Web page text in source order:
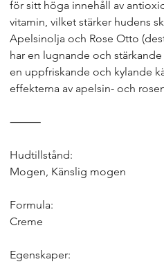
för sitt höga innehåll av
vitamin, vilket stärker hudens
Apelsinolja och Rose Otto
har en lugnande och
en uppfriskande och kylande
effekterna av apelsin- och
⸻
Hudtillstånd:
Mogen, Känslig mogen
Formula:
Creme
Egenskaper: